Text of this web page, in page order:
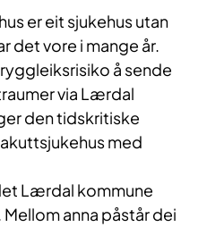
er eit sjukehus utan
det vore i mange år.
å sende
via Lærdal
den tidskritiske
med
Lærdal kommune
anna påstår dei